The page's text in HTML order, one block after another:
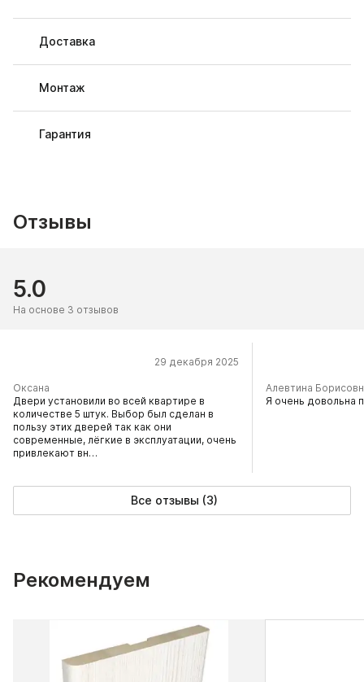
Доставка
Монтаж
Гарантия
Отзывы
5.0
На основе 3 отзывов
29 декабря 2025
Оксана
Двери установили во всей квартире в
количестве 5 штук. Выбор был сделан в
пользу этих дверей так как они
современные, лёгкие в эксплуатации, очень
привлекают вн…
Алевтина
Я очень довольна
Все отзывы (3)
Рекомендуем